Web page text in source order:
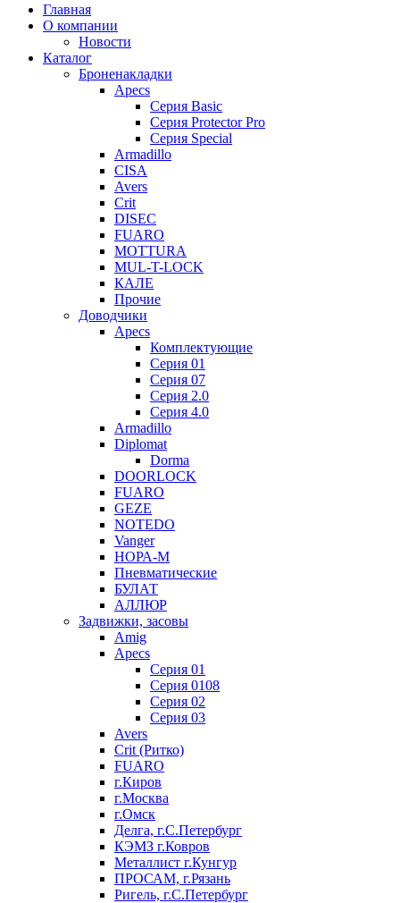
Главная
О компании
Новости
Каталог
Броненакладки
Apecs
Серия Basic
Серия Protector Pro
Серия Special
Armadillo
CISA
Avers
Crit
DISEC
FUARO
MOTTURA
MUL-T-LOCK
КАЛЕ
Прочие
Доводчики
Apecs
Комплектующие
Серия 01
Серия 07
Серия 2.0
Серия 4.0
Armadillo
Diplomat
Dorma
DOORLOCK
FUARO
GEZE
NOTEDO
Vanger
НОРА-М
Пневматические
БУЛАТ
АЛЛЮР
Задвижки, засовы
Amig
Apecs
Серия 01
Серия 0108
Серия 02
Серия 03
Avers
Crit (Ритко)
FUARO
г.Киров
г.Москва
г.Омск
Делга, г.С.Петербург
КЭМЗ г.Ковров
Металлист г.Кунгур
ПРОСАМ, г.Рязань
Ригель, г.С.Петербург